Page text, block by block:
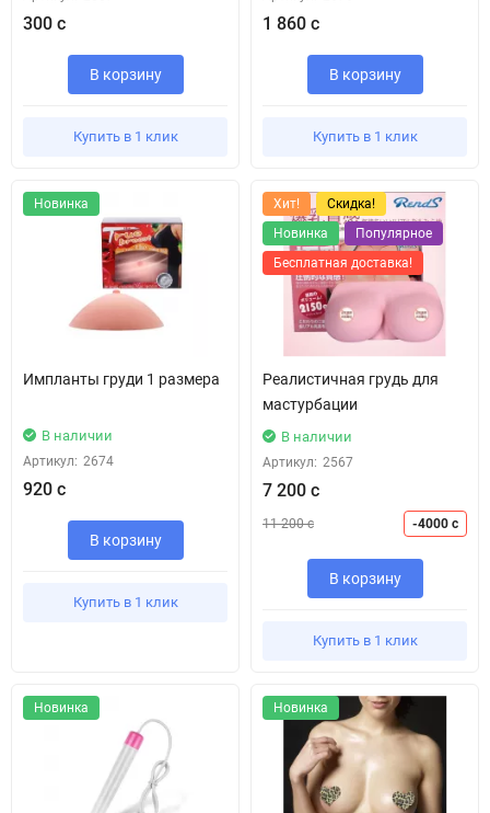
300 с
В корзину
Купить в 1 клик
1 860 с
В корзину
Купить в 1 клик
Новинка
Импланты груди 1 размера
В наличии
Артикул: 2674
920 с
В корзину
Купить в 1 клик
Хит!
Скидка!
Новинка
Популярное
Бесплатная доставка!
Реалистичная грудь для
мастурбации
В наличии
Артикул: 2567
7 200 с
11 200 с -4000 с
В корзину
Купить в 1 клик
Новинка Новинка